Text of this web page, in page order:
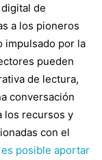
de
a los pioneros
impulsado por la
pueden
de lectura,
conversación
los recursos y
con el
es posible aportar